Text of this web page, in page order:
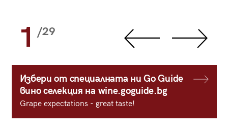
1 /29
Избери от специалната ни Go Guide
вино селекция на wine.goguide.bg
Grape expectations - great taste!